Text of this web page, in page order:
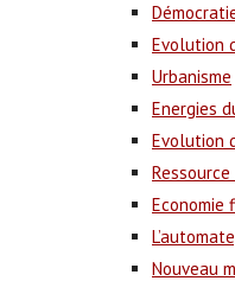
Evolution
Urbanisme
Energies
Evolution
Economie
Nouveau